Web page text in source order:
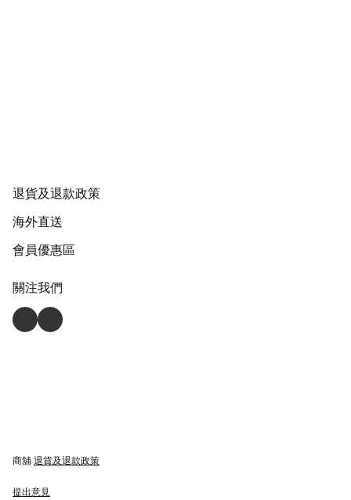
退貨及退款政策
海外直送
會員優惠區
關注我們
商舖 退貨及退款政策
提出意見